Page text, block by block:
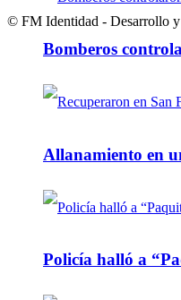
Bomberos
Allanamiento en
Policía halló a
© FM Identidad - Desarrollo y